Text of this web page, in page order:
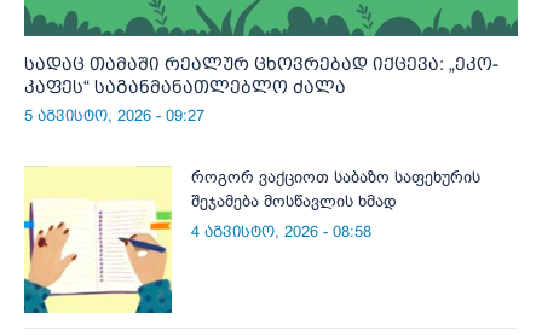
სადაც თამაში რეალურ ცხოვრებად იქცევა: „ეკო-
კაფეს“ საგანმანათლებლო ძალა
5 აგვისტო, 2026 - 09:27
როგორ ვაქციოთ საბაზო საფეხურის
შეჯამება მოსწავლის ხმად
4 აგვისტო, 2026 - 08:58